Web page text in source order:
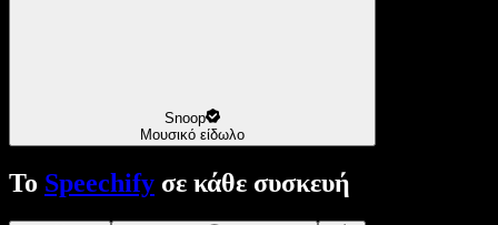
Snoop
Μουσικό είδωλο
Το Speechify σε κάθε συσκευή